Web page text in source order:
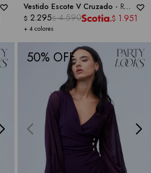
Vestido Escote V Cruzado - RM
RICHARDS
+ 4 colores
$ 2.295$ 4.590 $ 1.951
50